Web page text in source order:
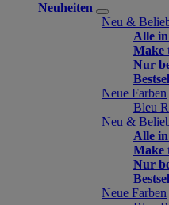
Neuheiten
Neu &
Alle
Make
Nur
Neue Farben
Bleu
Neu &
Alle
Make
Nur
Neue Farben